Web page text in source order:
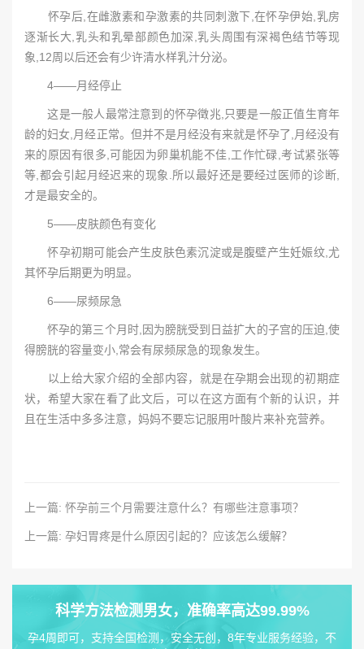
怀孕后,在雌激素和孕激素的共同刺激下,在怀孕伊始,乳房
逐渐长大,乳头和乳晕部颜色加深,乳头周围有深褐色结节等现
象,12周以后还会有少许清水样乳汁分泌。
4——月经停止
这是一般人最常注意到的怀孕徵兆,只要是一般正值生育年
龄的妇女,月经正常。但并不是月经没有来就是怀孕了,月经没有
来的原因有很多,可能因为卵巢机能不佳,工作忙碌,考试紧张等
等,都会引起月经迟来的现象.所以最好还是要经过医师的诊断,
才是最安全的。
5——皮肤颜色有变化
怀孕初期可能会产生皮肤色素沉淀或是腹壁产生妊娠纹,尤
其怀孕后期更为明显。
6——尿频尿急
怀孕的第三个月时,因为膀胱受到日益扩大的子宫的压迫,使
得膀胱的容量变小,常会有尿频尿急的现象发生。
以上给大家介绍的全部内容，就是在孕期会出现的初期症
状，希望大家在看了此文后，可以在这方面有个新的认识，并
且在生活中多多注意，妈妈不要忘记服用叶酸片来补充营养。
上一篇: 怀孕前三个月需要注意什么？有哪些注意事项？
上一篇: 孕妇胃疼是什么原因引起的？应该怎么缓解？
科学方法检测男女，准确率高达99.99%
孕4周即可，支持全国检测，安全无创，8年专业服务经验，不